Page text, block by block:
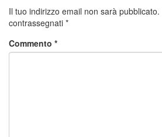
Il tuo indirizzo email non sarà pubblicato.
contrassegnati *
Commento *